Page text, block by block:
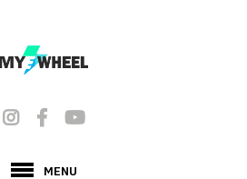
MENU